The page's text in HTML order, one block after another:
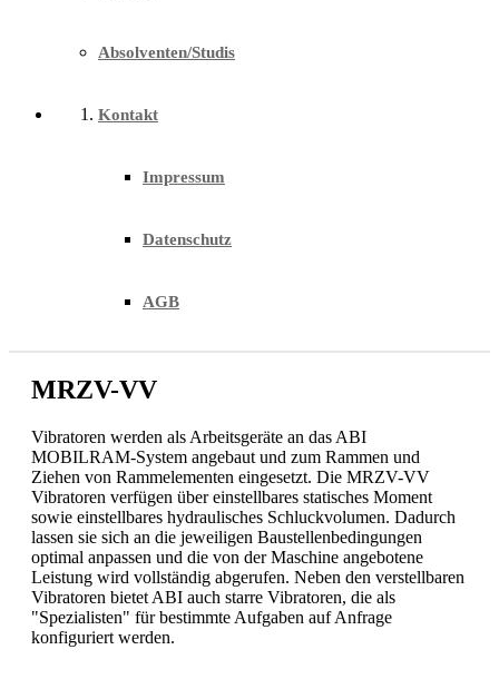
Absolventen/Studis
Kontakt
Impressum
Datenschutz
AGB
MRZV-VV
Vibratoren werden als Arbeitsgeräte an das ABI
MOBILRAM-System angebaut und zum Rammen und
Ziehen von Rammelementen eingesetzt. Die MRZV-VV
Vibratoren verfügen über einstellbares statisches Moment
sowie einstellbares hydraulisches Schluckvolumen. Dadurch
lassen sie sich an die jeweiligen Baustellenbedingungen
optimal anpassen und die von der Maschine angebotene
Leistung wird vollständig abgerufen. Neben den verstellbaren
Vibratoren bietet ABI auch starre Vibratoren, die als
"Spezialisten" für bestimmte Aufgaben auf Anfrage
konfiguriert werden.